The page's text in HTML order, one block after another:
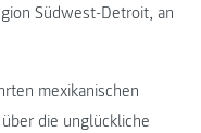
Südwest-Detroit, an
mexikanischen
die unglückliche